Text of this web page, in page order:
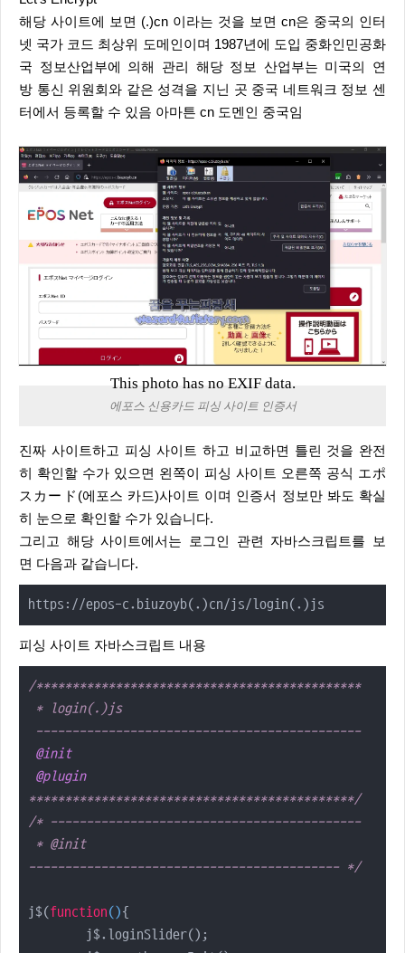
해당 사이트에 보면 (.)cn 이라는 것을 보면 cn은 중국의 인터
넷 국가 코드 최상위 도메인이며 1987년에 도입 중화인민공화
국 정보산업부에 의해 관리 해당 정보 산업부는 미국의 연
방 통신 위원회와 같은 성격을 지닌 곳 중국 네트워크 정보 센
터에서 등록할 수 있음 아마튼 cn 도멘인 중국임
This photo has no EXIF data.
에포스 신용카드 피싱 사이트 인증서
진짜 사이트하고 피싱 사이트 하고 비교하면 틀린 것을 완전
히 확인할 수가 있으면 왼쪽이 피싱 사이트 오른쪽 공식 エポ
スカード(에포스 카드)사이트 이며 인증서 정보만 봐도 확실
히 눈으로 확인할 수가 있습니다.
그리고 해당 사이트에서는 로그인 관련 자바스크립트를 보
면 다음과 같습니다.
https://epos-c.biuzoyb(.)cn/js/login(.)js
피싱 사이트 자바스크립트 내용
/*********************************************
@init
@plugin
*********************************************/
/* -------------------------------------------
------------------------------------------- */
j$(function(){